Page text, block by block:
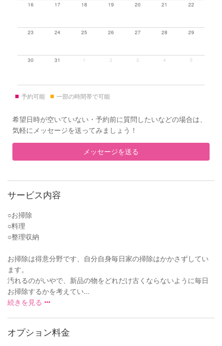
16 17 18 19 20 21 22
23 24 25 26 27 28 29
30 31 1 2 3 4 5
■ 予約可能 ■ 一部の時間帯で可能
希望日時が空いていない・予約前に質問したいなどの場合は、
気軽にメッセージを送ってみましょう！
メッセージを送る
サービス内容
○お掃除
○料理
○整理収納
お掃除は得意分野です、自分自身毎日家の掃除はかかさずしてい
ます。
汚れるのがいやで、新品の物をどれだけ古くならないように毎日
お掃除するかを考えてい...
続きを見る
オプション料金